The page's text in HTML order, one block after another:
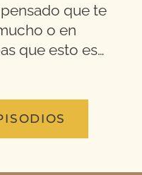
que te
o en
que esto es…